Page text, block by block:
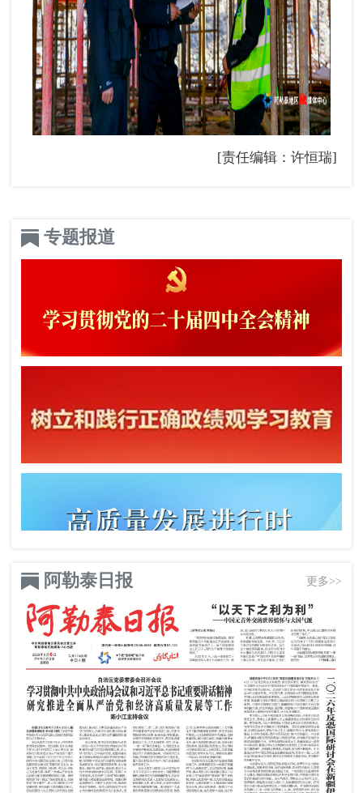
[责任编辑：许恒瑞]
专题报道
阿勒泰日报 更多>>